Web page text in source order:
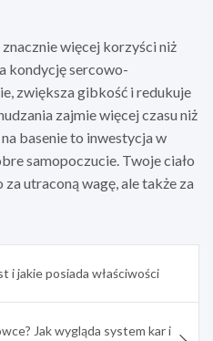
więcej korzyści niż
kondycję sercowo-
zwiększa gibkość i redukuje
zajmie więcej czasu niż
basenie to inwestycja w
samopoczucie. Twoje ciało
utraconą wagę, ale także za
i jakie posiada właściwości
Jak wygląda system kar i